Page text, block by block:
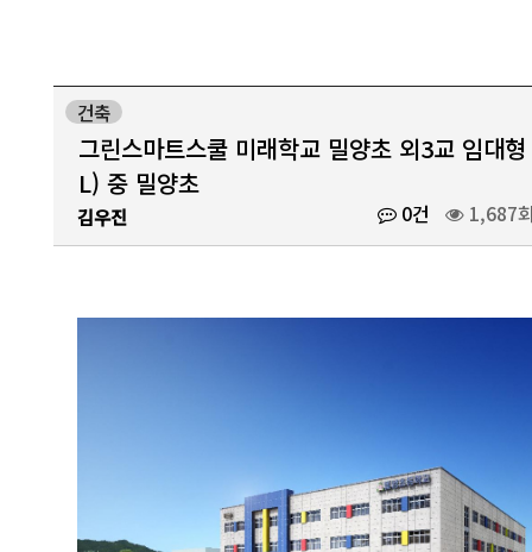
건축
그린스마트스쿨 미래학교 밀양초 외3교 임대
L) 중 밀양초
김우진 0건 1,687